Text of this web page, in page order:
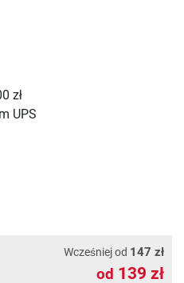
zł
UPS
Wcześniej od 147 zł
od 139 zł